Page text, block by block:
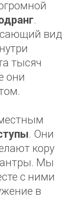
.
вид
тысяч
они
. Они
кору
Мы
с ними
в